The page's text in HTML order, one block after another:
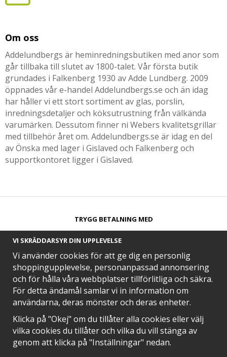
Om oss
Addelundbergs är heminredningsbutiken med anor som
går tillbaka till slutet av 1800-talet. Vår första butik
grundades i Falkenberg 1930 av Adde Lundberg. 2009
öppnades vår e-handel Addelundbergs.se och än idag
har håller vi ett stort sortiment av glas, porslin,
inredningsdetaljer och köksutrustning från välkända
varumärken. Dessutom finner ni Webers kvalitetsgrillar
med tillbehör året om. Addelundbergs.se är idag en del
av Önska med lager i Gislaved och Falkenberg och
supportkontoret ligger i Gislaved.
TRYGG BETALNING MED​
SNABB LEVERANS MED
EN DEL AV
VI SKRÄDDARSYR DIN UPPLEVELSE
Vi använder cookies för att ge dig en personlig
shoppingupplevelse, personanpassad annonsering
och för hålla våra webbplatser tillförlitliga och säkra.
För detta ändamål samlar vi in information om
användarna, deras mönster och deras enheter.
Klicka på "Okej" om du tillåter alla cookies eller välj
vilka cookies du tillåter och vilka du vill stänga av
genom att klicka på "Inställningar" nedan.